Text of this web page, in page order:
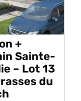
+
Sainte-
– Lot 13
du